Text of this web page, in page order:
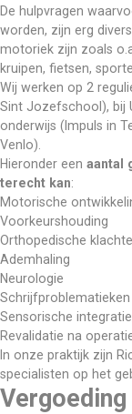
De hulpvragen
worden, zijn erg
motoriek zijn zoals
kruipen, fietsen,
Wij werken op 2
Sint Jozefschool), bij
onderwijs (Impuls in
Venlo).
Hieronder een aantal
terecht kan:
Motorische
Voorkeurshouding
Orthopedische
Ademhaling
Neurologie
Schrijfproblematieken
Sensorische
Revalidatie na
In onze praktijk zijn
specialisten op het
Vergoeding